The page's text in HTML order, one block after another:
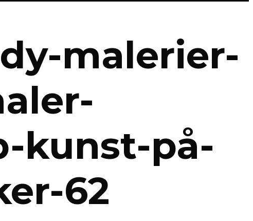
malerier-
kunst-på-
62